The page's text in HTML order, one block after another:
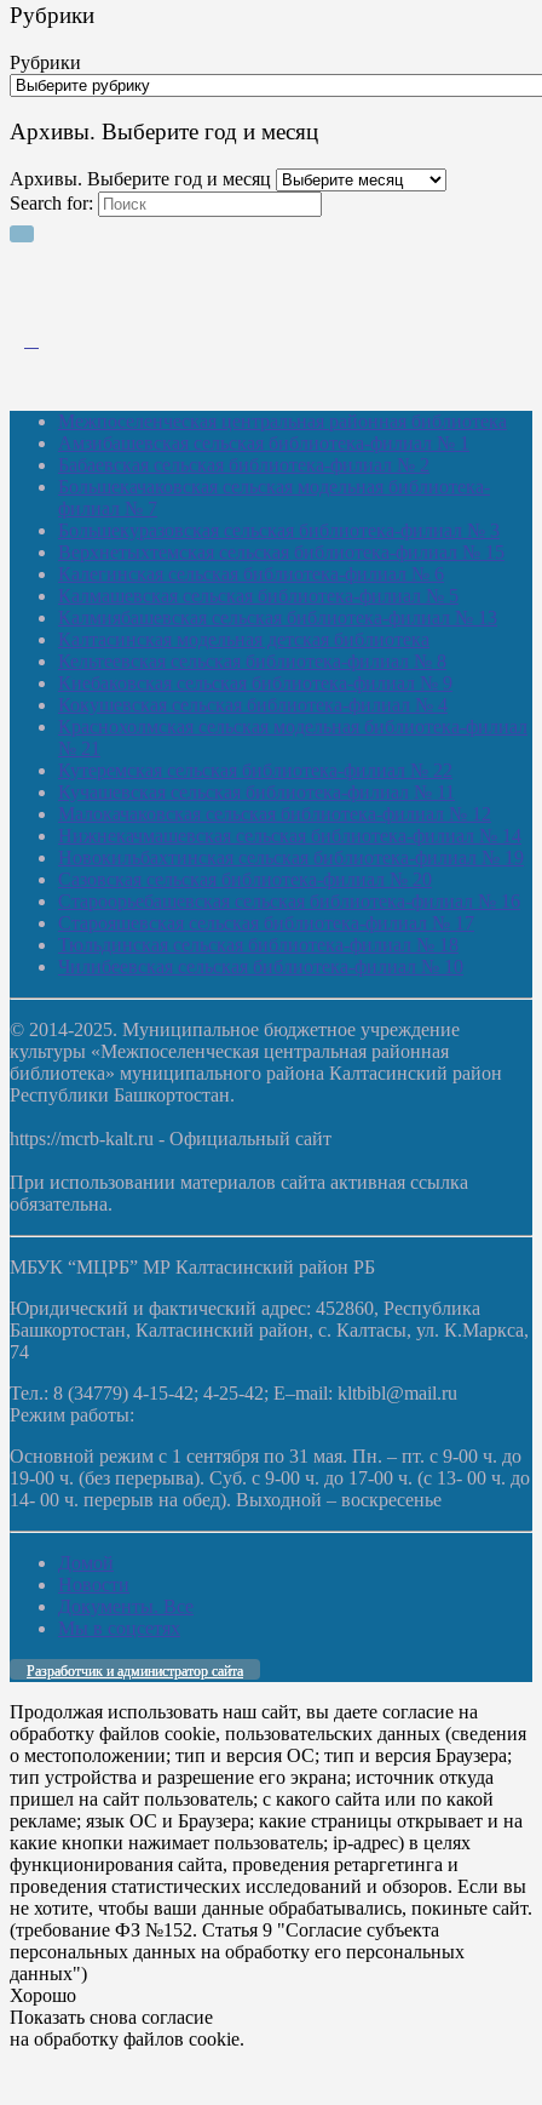
Рубрики
Рубрики
Архивы. Выберите год и месяц
Архивы. Выберите год и месяц
Search for:
Межпоселенческая центральная районная библиотека
Амзибашевская сельская библиотека-филиал № 1
Бабаевская сельская библиотека-филиал № 2
Большекачаковская сельская модельная библиотека-
филиал № 7
Большекуразовская сельская библиотека-филиал № 3
Верхнетыхтемская сельская библиотека-филиал № 15
Калегинская сельская библиотека-филиал № 6
Калмашевская сельская библиотека-филиал № 5
Калмиябашевская сельская библиотека-филиал № 13
Калтасинская модельная детская библиотека
Кельтеевская сельская библиотека-филиал № 8
Киебаковская сельская библиотека-филиал № 9
Кокушевская сельская библиотека-филиал № 4
Краснохолмская сельская модельная библиотека-филиал
№ 21
Кутеремская сельская библиотека-филиал № 22
Кучашевская сельская библиотека-филиал № 11
Малокачаковская сельская библиотека-филиал № 12
Нижнекачмашевская сельская библиотека-филиал № 14
Новокильбахтинская сельская библиотека-филиал № 19
Сазовская сельская библиотека-филиал № 20
Староорьебашевская сельская библиотека-филиал № 16
Старояшевская сельская библиотека-филиал № 17
Тюльдинская сельская библиотека-филиал № 18
Чилибеевская сельская библиотека-филиал № 10
© 2014-2025. Муниципальное бюджетное учреждение
культуры «Межпоселенческая центральная районная
библиотека» муниципального района Калтасинский район
Республики Башкортостан.
https://mcrb-kalt.ru - Официальный сайт
При использовании материалов сайта активная ссылка
обязательна.
МБУК “МЦРБ” МР Калтасинский район РБ
Юридический и фактический адрес: 452860, Республика
Башкортостан, Калтасинский район, с. Калтасы, ул. К.Маркса,
74
Тел.: 8 (34779) 4-15-42; 4-25-42; E–mail: kltbibl@mail.ru
Режим работы:
Основной режим с 1 сентября по 31 мая. Пн. – пт. с 9-00 ч. до
19-00 ч. (без перерыва). Суб. с 9-00 ч. до 17-00 ч. (с 13- 00 ч. до
14- 00 ч. перерыв на обед). Выходной – воскресенье
Домой
Новости
Документы. Все
Мы в соцсетях
Разработчик и администратор сайта
Продолжая использовать наш сайт, вы даете согласие на
обработку файлов cookie, пользовательских данных (сведения
о местоположении; тип и версия ОС; тип и версия Браузера;
тип устройства и разрешение его экрана; источник откуда
пришел на сайт пользователь; с какого сайта или по какой
рекламе; язык ОС и Браузера; какие страницы открывает и на
какие кнопки нажимает пользователь; ip-адрес) в целях
функционирования сайта, проведения ретаргетинга и
проведения статистических исследований и обзоров. Если вы
не хотите, чтобы ваши данные обрабатывались, покиньте сайт.
(требование ФЗ №152. Статья 9 "Согласие субъекта
персональных данных на обработку его персональных
данных")
Хорошо
Показать снова согласие
на обработку файлов cookie.